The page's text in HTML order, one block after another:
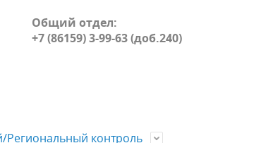
Общий отдел:
+7 (86159) 3-99-63 (доб.240)
контроль